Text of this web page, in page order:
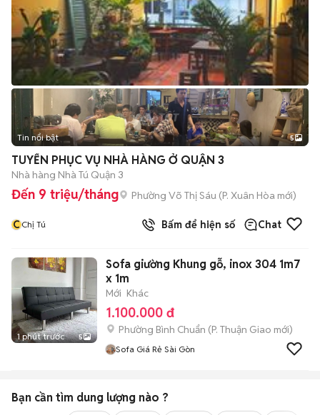
Tin nổi bật 5
TUYỂN PHỤC VỤ NHÀ HÀNG Ở QUẬN 3
Nhà hàng Nhà Tú Quận 3
Đến 9 triệu/tháng Phường Võ Thị Sáu (P. Xuân Hòa mới)
CChị Tú Bấm để hiện số Chat
1 phút trước 5
Sofa giường Khung gỗ, inox 304 1m7
x 1m
Mới Khác
1.100.000 đ
Phường Bình Chuẩn (P. Thuận Giao mới)
Sofa Giá Rẻ Sài Gòn
Bạn cần tìm dung lượng nào ?